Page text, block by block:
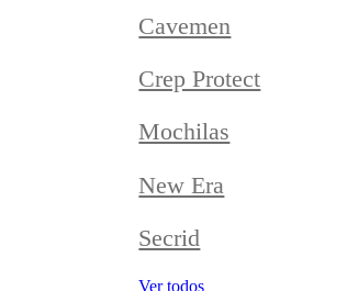
Cavemen
Crep Protect
Mochilas
New Era
Secrid
Ver todos